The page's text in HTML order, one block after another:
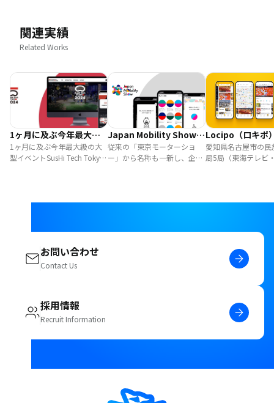
関連実績
Related Works
1ヶ月に及ぶ今年最大級
の大型イベントSusHi
Tech Tokyo 2024を
1ヶ月に及ぶ今年最大級の大
型イベントSusHi Tech Tokyo
Japan Mobility Show
2023
従来の「東京モーターショ
ー」から名称も一新し、企業
催された「Japan Mobility
「推しモビ図鑑」の開発を
Locipo（ロキポ
愛知県名古屋市の民
局5局（東海テレビ
ービス「Locipo」
した。
お問い合わせ
Contact Us
採用情報
Recruit Information